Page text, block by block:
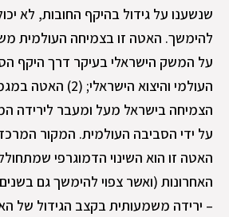
שנשענו על גידול בהיקף החובות, לא
להימשך. האטה זו בצמיחה העולמית
על המשק הישראלי בעיקר דרך היקף
העולמי והיצוא הישראלי; (2)
הצמיחה בישראל מעל ומעבר לירידה
על ידי הסביבה העולמית. המקור
האטה זו הוא השינוי הדמוגרפי
האחרונות (ואשר צפוי להימשך גם
– ירידה משמעותית בקצב הגידול של